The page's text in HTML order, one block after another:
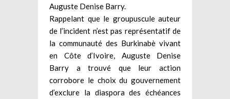
Auguste Denise Barry.
Rappelant que le groupuscule auteur
de l’incident n’est pas représentatif de
la communauté des Burkinabè vivant
en Côte d’Ivoire, Auguste Denise
Barry a trouvé que leur action
corrobore le choix du gouvernement
d’exclure la diaspora des échéances